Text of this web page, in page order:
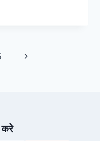
Next
करे